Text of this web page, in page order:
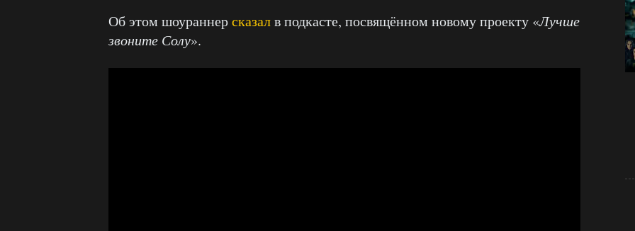
Об этом шоураннерсказалв подкасте, посвящённом новому проекту «Лучше
звоните Солу».